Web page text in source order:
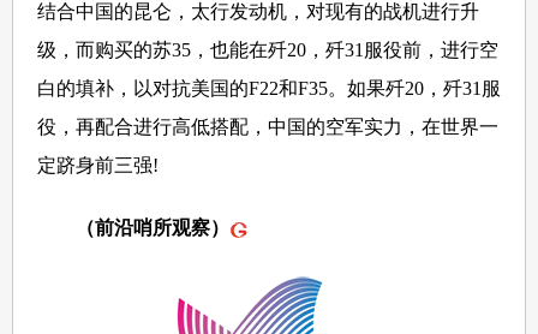
结合中国的昆仑，太行发动机，对现有的战机进行升
级，而购买的苏35，也能在歼20，歼31服役前，进行空
白的填补，以对抗美国的F22和F35。如果歼20，歼31服
役，再配合进行高低搭配，中国的空军实力，在世界一
定跻身前三强!
（前沿哨所观察）